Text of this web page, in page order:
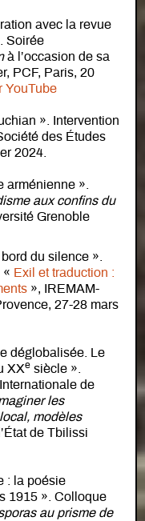
avec la revue
Soirée
à l’occasion de sa
PCF, Paris, 20
YouTube
». Intervention
des Études
2024.
arménienne ».
aux confins du
Grenoble
du silence ».
« Exil et traduction :
», IREMAM-
27-28 mars
déglobalisée. Le
XXe siècle ».
de
les
modèles
de Tbilissi
: la poésie
1915 ». Colloque
au prisme de